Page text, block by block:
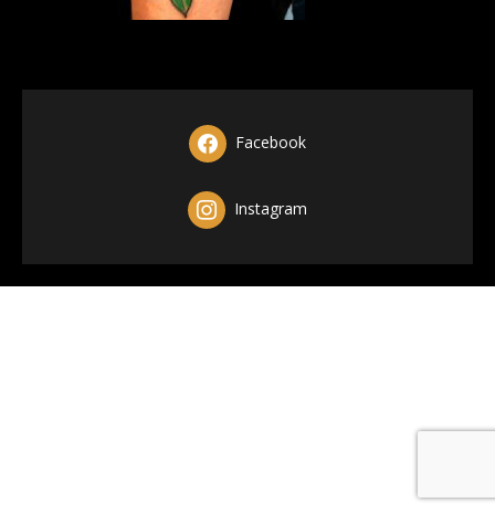
Facebook
Instagram